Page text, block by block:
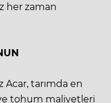
her zaman
Acar, tarımda en
tohum maliyetleri